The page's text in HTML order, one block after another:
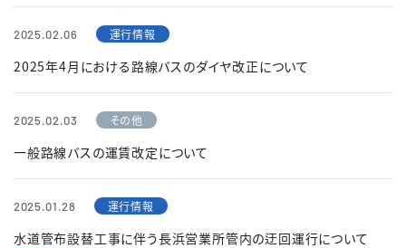
2025.02.06 運行情報
2025年4月における路線バスのダイヤ改正について
2025.02.03 その他
一般路線バスの運賃改定について
2025.01.28 運行情報
水道管布設替工事に伴う長浜営業所管内の迂回運行について